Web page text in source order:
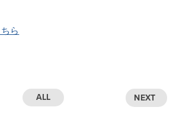
ら
ALL NEXT